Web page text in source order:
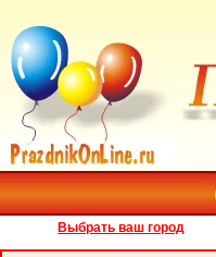
Выбрать ваш город